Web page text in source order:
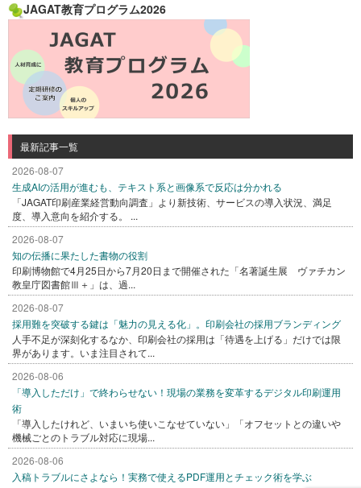
JAGAT教育プログラム2026
最新記事一覧
2026-08-07
生成AIの活用が進むも、テキスト系と画像系で反応は分かれる
「JAGAT印刷産業経営動向調査」より新技術、サービスの導入状況、満足
度、導入意向を紹介する。 ...
2026-08-07
知の伝播に果たした書物の役割
印刷博物館で4月25日から7月20日まで開催された「名著誕生展 ヴァチカン
教皇庁図書館Ⅲ＋」は、過...
2026-08-07
採用難を突破する鍵は「魅力の見える化」。印刷会社の採用ブランディング
人手不足が深刻化するなか、印刷会社の採用は「待遇を上げる」だけでは限
界があります。いま注目されて...
2026-08-06
「導入しただけ」で終わらせない！現場の業務を変革するデジタル印刷運用
術
「導入したけれど、いまいち使いこなせていない」「オフセットとの違いや
機械ごとのトラブル対応に現場...
2026-08-06
入稿トラブルにさよなら！実務で使えるPDF運用とチェック術を学ぶ